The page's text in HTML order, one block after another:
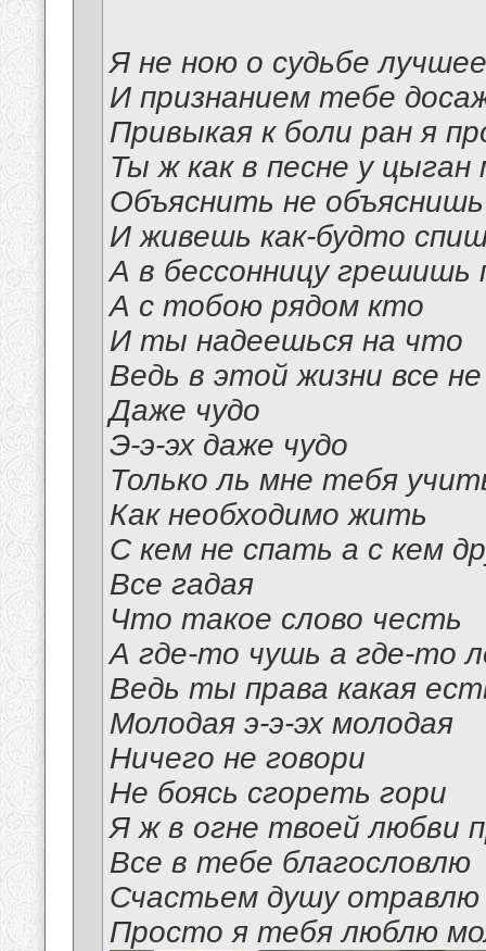
Я не ною о судьбе
И признанием тебе
Привыкая к боли ран я
Ты ж как в песне у цыган
Объяснить не объяснишь
И живешь как-будто
А в бессонницу грешишь
А с тобою рядом кто
И ты надеешься на что
Ведь в этой жизни все
Даже чудо
Э-э-эх даже чудо
Только ль мне тебя
Как необходимо жить
С кем не спать а с кем
Все гадая
Что такое слово честь
А где-то чушь а где-то
Ведь ты права какая
Молодая э-э-эх молодая
Ничего не говори
Не боясь сгореть гори
Я ж в огне твоей любви
Все в тебе благословлю
Счастьем душу отравлю
Просто я тебя люблю